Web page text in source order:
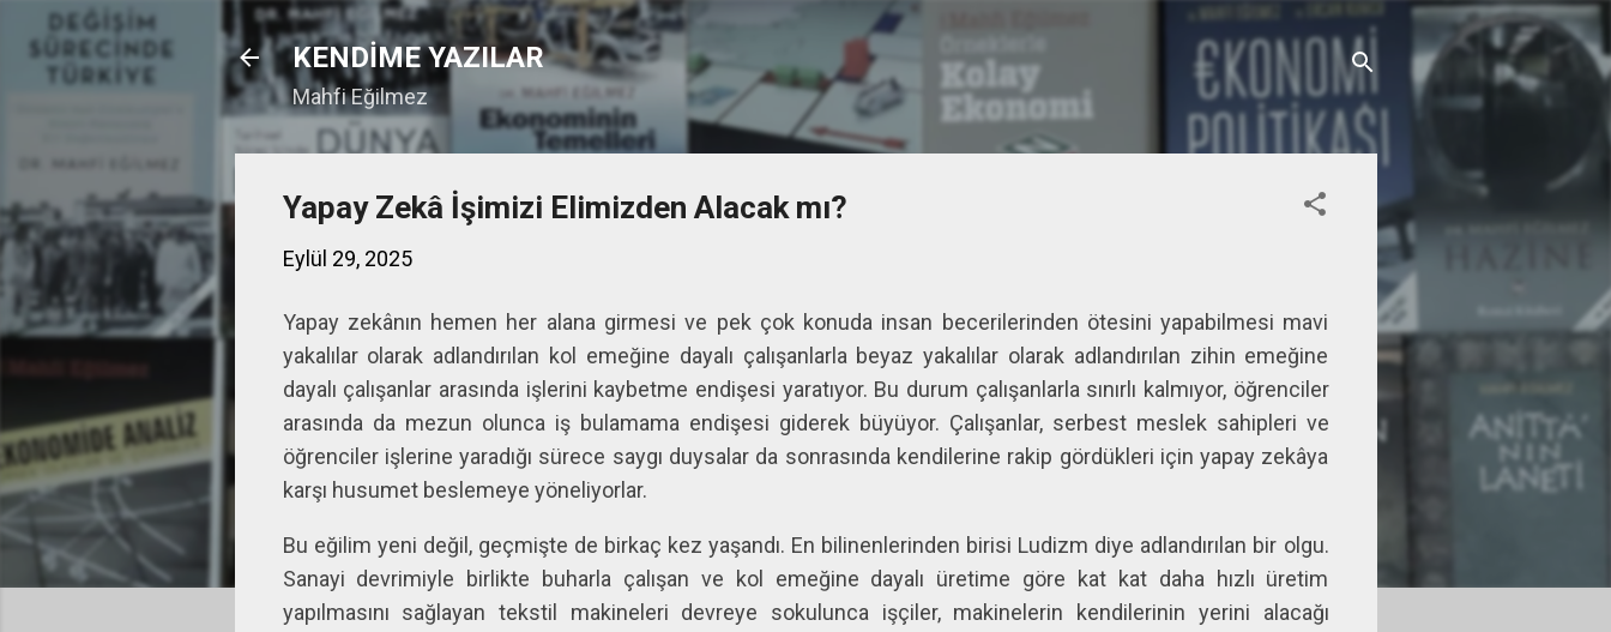
Ana içeriğe atla
KENDİME YAZILAR
Mahfi Eğilmez
Yapay Zekâ İşimizi Elimizden Alacak mı?
Eylül 29, 2025
Yapay zekânın hemen her alana girmesi ve pek çok konuda insan becerilerinden ötesini yapabilmesi mavi
yakalılar olarak adlandırılan kol emeğine dayalı çalışanlarla beyaz yakalılar olarak adlandırılan zihin emeğine
dayalı çalışanlar arasında işlerini kaybetme endişesi yaratıyor. Bu durum çalışanlarla sınırlı kalmıyor, öğrenciler
arasında da mezun olunca iş bulamama endişesi giderek büyüyor. Çalışanlar, serbest meslek sahipleri ve
öğrenciler işlerine yaradığı sürece saygı duysalar da sonrasında kendilerine rakip gördükleri için yapay zekâya
karşı husumet beslemeye yöneliyorlar.
Bu eğilim yeni değil, geçmişte de birkaç kez yaşandı. En bilinenlerinden birisi Ludizm diye adlandırılan bir olgu.
Sanayi devrimiyle birlikte buharla çalışan ve kol emeğine dayalı üretime göre kat kat daha hızlı üretim
yapılmasını sağlayan tekstil makineleri devreye sokulunca işçiler, makinelerin kendilerinin yerini alacağı